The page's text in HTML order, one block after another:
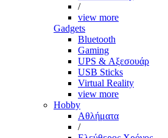
/
view more
Gadgets
Bluetooth
Gaming
UPS & Αξεσουάρ
USB Sticks
Virtual Reality
view more
Hobby
Αθλήματα
/